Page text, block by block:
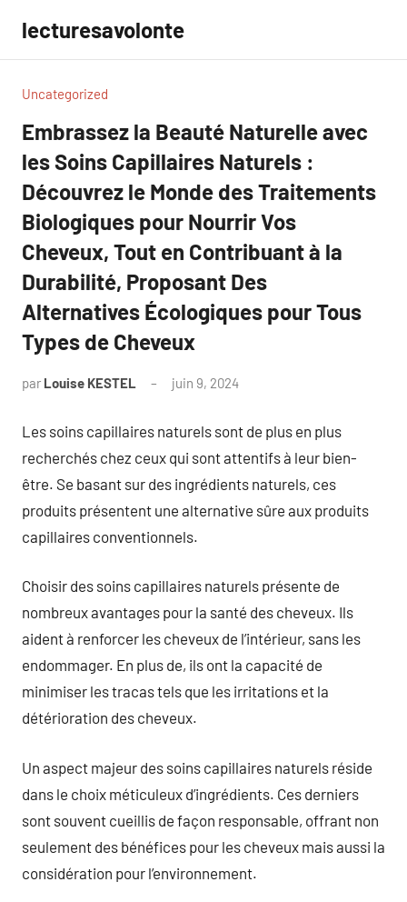
contenu
lecturesavolonte
Uncategorized
Embrassez la Beauté Naturelle avec
les Soins Capillaires Naturels :
Découvrez le Monde des Traitements
Biologiques pour Nourrir Vos
Cheveux, Tout en Contribuant à la
Durabilité, Proposant Des
Alternatives Écologiques pour Tous
Types de Cheveux
par Louise KESTEL juin 9, 2024
Les soins capillaires naturels sont de plus en plus
recherchés chez ceux qui sont attentifs à leur bien-
être. Se basant sur des ingrédients naturels, ces
produits présentent une alternative sûre aux produits
capillaires conventionnels.
Choisir des soins capillaires naturels présente de
nombreux avantages pour la santé des cheveux. Ils
aident à renforcer les cheveux de l’intérieur, sans les
endommager. En plus de, ils ont la capacité de
minimiser les tracas tels que les irritations et la
détérioration des cheveux.
Un aspect majeur des soins capillaires naturels réside
dans le choix méticuleux d’ingrédients. Ces derniers
sont souvent cueillis de façon responsable, offrant non
seulement des bénéfices pour les cheveux mais aussi la
considération pour l’environnement.